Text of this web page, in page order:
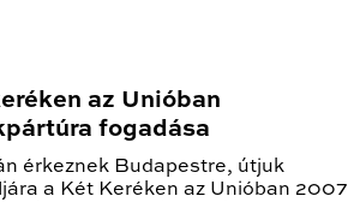
az Unióban
fogadása
érkeznek Budapestre, útjuk
a Két Keréken az Unióban 2007